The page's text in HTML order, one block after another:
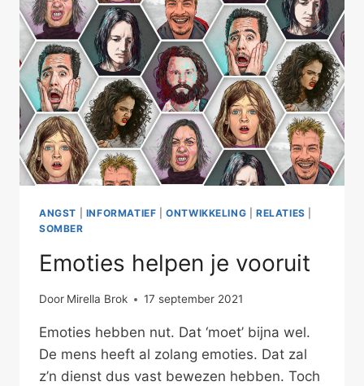
ANGST INFORMATIEF |ONTWIKKELING |RELATIES
SOMBER
Emoties helpen je vooruit
Door Mirella Brok 17 september 2021
Emoties hebben nut. Dat ‘moet’ bijna wel.
De mens heeft al zolang emoties. Dat zal
z’n dienst dus vast bewezen hebben. Toch